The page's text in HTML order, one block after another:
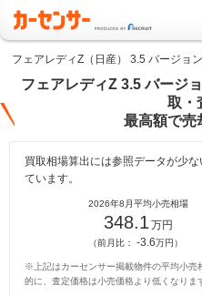
フェアレディZ（日産） 3.5 バージョ
フェアレディZ 3.5 バージ
取・
最高額で売
買取相場算出には参照データが少
ています。
2026年8月平均小売相場
348.1 万円
（前月比： -3.6万円）
※上記はカーセンサー掲載物件の平均小売
的に、査定価格は小売価格より低くなりま